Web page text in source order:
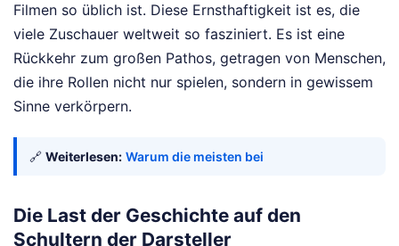
Filmen so üblich ist. Diese Ernsthaftigkeit ist es, die
viele Zuschauer weltweit so fasziniert. Es ist eine
Rückkehr zum großen Pathos, getragen von Menschen,
die ihre Rollen nicht nur spielen, sondern in gewissem
Sinne verkörpern.
🔗 Weiterlesen: Warum die meisten bei
Die Last der Geschichte auf den
Schultern der Darsteller